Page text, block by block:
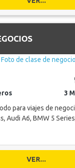
3
para viajes de
Audi A6, BMW 5
VER...